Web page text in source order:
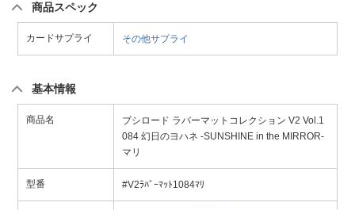
商品スペック
カードサプライ その他サプライ
基本情報
商品名
ブシロード ラバーマットコレクション V2 Vol.1
084 幻日のヨハネ -SUNSHINE in the MIRROR-
マリ
型番 #V2ﾗﾊﾞｰﾏｯﾄ1084ﾏﾘ